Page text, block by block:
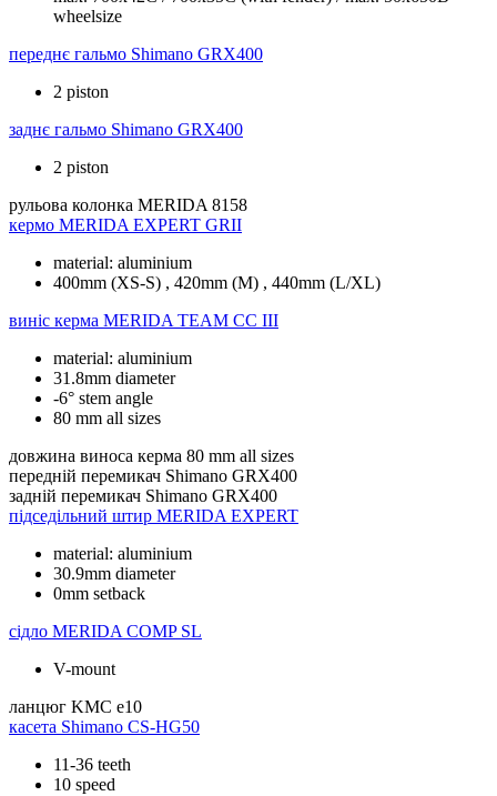
wheelsize
переднє гальмо Shimano GRX400
2 piston
заднє гальмо Shimano GRX400
2 piston
рульова колонка MERIDA 8158
кермо MERIDA EXPERT GRII
material: aluminium
400mm (XS-S) , 420mm (M) , 440mm (L/XL)
виніс керма MERIDA TEAM CC III
material: aluminium
31.8mm diameter
-6° stem angle
80 mm all sizes
довжина виноса керма 80 mm all sizes
передній перемикач Shimano GRX400
задній перемикач Shimano GRX400
підседільний штир MERIDA EXPERT
material: aluminium
30.9mm diameter
0mm setback
сідло MERIDA COMP SL
V-mount
ланцюг KMC e10
касета Shimano CS-HG50
11-36 teeth
10 speed